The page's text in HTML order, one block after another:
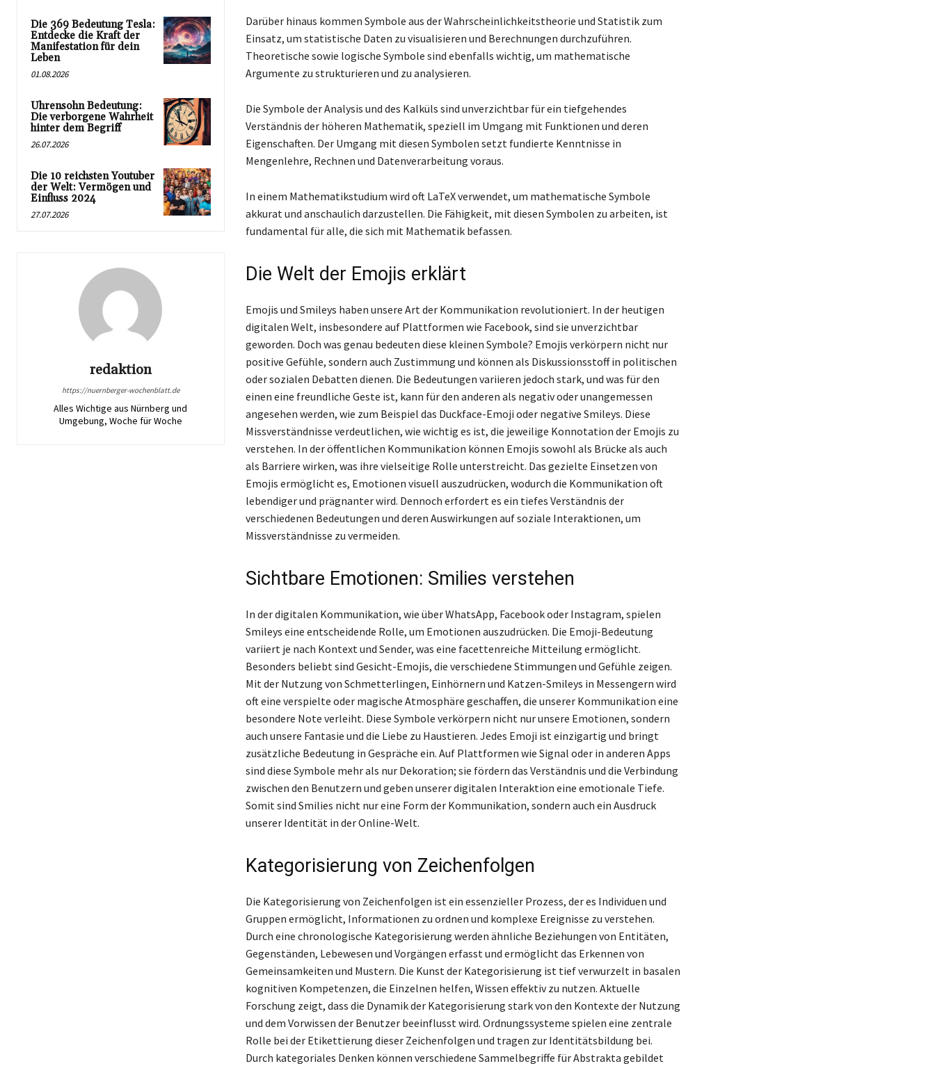
Die 369 Bedeutung Tesla:
Entdecke die Kraft der
Manifestation für dein
Leben
01.08.2026
Uhrensohn Bedeutung:
Die verborgene Wahrheit
hinter dem Begriff
26.07.2026
Die 10 reichsten Youtuber
der Welt: Vermögen und
Einfluss 2024
27.07.2026
redaktion
https://nuernberger-wochenblatt.de
Alles Wichtige aus Nürnberg und
Umgebung, Woche für Woche
Darüber hinaus kommen Symbole aus der Wahrscheinlichkeitstheorie und Statistik zum
Einsatz, um statistische Daten zu visualisieren und Berechnungen durchzuführen.
Theoretische sowie logische Symbole sind ebenfalls wichtig, um mathematische
Argumente zu strukturieren und zu analysieren.
Die Symbole der Analysis und des Kalküls sind unverzichtbar für ein tiefgehendes
Verständnis der höheren Mathematik, speziell im Umgang mit Funktionen und deren
Eigenschaften. Der Umgang mit diesen Symbolen setzt fundierte Kenntnisse in
Mengenlehre, Rechnen und Datenverarbeitung voraus.
In einem Mathematikstudium wird oft LaTeX verwendet, um mathematische Symbole
akkurat und anschaulich darzustellen. Die Fähigkeit, mit diesen Symbolen zu arbeiten, ist
fundamental für alle, die sich mit Mathematik befassen.
Die Welt der Emojis erklärt
Emojis und Smileys haben unsere Art der Kommunikation revolutioniert. In der heutigen
digitalen Welt, insbesondere auf Plattformen wie Facebook, sind sie unverzichtbar
geworden. Doch was genau bedeuten diese kleinen Symbole? Emojis verkörpern nicht nur
positive Gefühle, sondern auch Zustimmung und können als Diskussionsstoff in politischen
oder sozialen Debatten dienen. Die Bedeutungen variieren jedoch stark, und was für den
einen eine freundliche Geste ist, kann für den anderen als negativ oder unangemessen
angesehen werden, wie zum Beispiel das Duckface-Emoji oder negative Smileys. Diese
Missverständnisse verdeutlichen, wie wichtig es ist, die jeweilige Konnotation der Emojis zu
verstehen. In der öffentlichen Kommunikation können Emojis sowohl als Brücke als auch
als Barriere wirken, was ihre vielseitige Rolle unterstreicht. Das gezielte Einsetzen von
Emojis ermöglicht es, Emotionen visuell auszudrücken, wodurch die Kommunikation oft
lebendiger und prägnanter wird. Dennoch erfordert es ein tiefes Verständnis der
verschiedenen Bedeutungen und deren Auswirkungen auf soziale Interaktionen, um
Missverständnisse zu vermeiden.
Sichtbare Emotionen: Smilies verstehen
In der digitalen Kommunikation, wie über WhatsApp, Facebook oder Instagram, spielen
Smileys eine entscheidende Rolle, um Emotionen auszudrücken. Die Emoji-Bedeutung
variiert je nach Kontext und Sender, was eine facettenreiche Mitteilung ermöglicht.
Besonders beliebt sind Gesicht-Emojis, die verschiedene Stimmungen und Gefühle zeigen.
Mit der Nutzung von Schmetterlingen, Einhörnern und Katzen-Smileys in Messengern wird
oft eine verspielte oder magische Atmosphäre geschaffen, die unserer Kommunikation eine
besondere Note verleiht. Diese Symbole verkörpern nicht nur unsere Emotionen, sondern
auch unsere Fantasie und die Liebe zu Haustieren. Jedes Emoji ist einzigartig und bringt
zusätzliche Bedeutung in Gespräche ein. Auf Plattformen wie Signal oder in anderen Apps
sind diese Symbole mehr als nur Dekoration; sie fördern das Verständnis und die Verbindung
zwischen den Benutzern und geben unserer digitalen Interaktion eine emotionale Tiefe.
Somit sind Smilies nicht nur eine Form der Kommunikation, sondern auch ein Ausdruck
unserer Identität in der Online-Welt.
Kategorisierung von Zeichenfolgen
Die Kategorisierung von Zeichenfolgen ist ein essenzieller Prozess, der es Individuen und
Gruppen ermöglicht, Informationen zu ordnen und komplexe Ereignisse zu verstehen.
Durch eine chronologische Kategorisierung werden ähnliche Beziehungen von Entitäten,
Gegenständen, Lebewesen und Vorgängen erfasst und ermöglicht das Erkennen von
Gemeinsamkeiten und Mustern. Die Kunst der Kategorisierung ist tief verwurzelt in basalen
kognitiven Kompetenzen, die Einzelnen helfen, Wissen effektiv zu nutzen. Aktuelle
Forschung zeigt, dass die Dynamik der Kategorisierung stark von den Kontexte der Nutzung
und dem Vorwissen der Benutzer beeinflusst wird. Ordnungssysteme spielen eine zentrale
Rolle bei der Etikettierung dieser Zeichenfolgen und tragen zur Identitätsbildung bei.
Durch kategoriales Denken können verschiedene Sammelbegriffe für Abstrakta gebildet